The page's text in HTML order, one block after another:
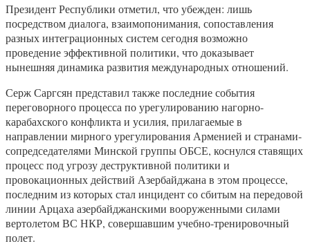
Президент Республики отметил, что убежден: лишь
посредством диалога, взаимопонимания, сопоставления
разных интеграционных систем сегодня возможно
проведение эффективной политики, что доказывает
нынешняя динамика развития международных отношений.
Серж Саргсян представил также последние события
переговорного процесса по урегулированию нагорно-
карабахского конфликта и усилия, прилагаемые в
направлении мирного урегулирования Арменией и странами-
сопредседателями Минской группы ОБСЕ, коснулся ставящих
процесс под угрозу деструктивной политики и
провокационных действий Азербайджана в этом процессе,
последним из которых стал инцидент со сбитым на передовой
линии Арцаха азербайджанскими вооруженными силами
вертолетом ВС НКР, совершавшим учебно-тренировочный
полет.